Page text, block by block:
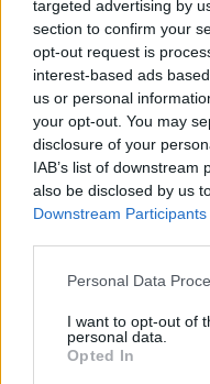
targeted advertising by
section to confirm your
opt-out request is
interest-based ads
us or personal
your opt-out. You may
disclosure of your
IAB’s list of
also be disclosed by us
Downstream Participants
Personal Data
I want to opt-out of
personal data.
Opted In
Afficher la carte